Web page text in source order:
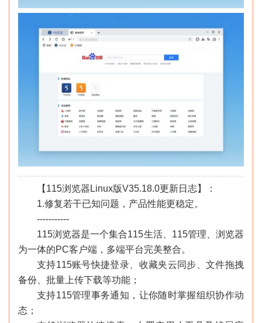
【115浏览器Linux版V35.18.0更新日志】：
1.修复若干已知问题，产品性能更稳定。
-----------
115浏览器是一个集合115生活、115管理、浏览器
为一体的PC客户端，多端平台完美整合。
支持115账号快捷登录、收藏夹云同步、文件拖拽
备份、批量上传下载等功能；
支持115管理事务通知，让你随时掌握组织协作动
态；